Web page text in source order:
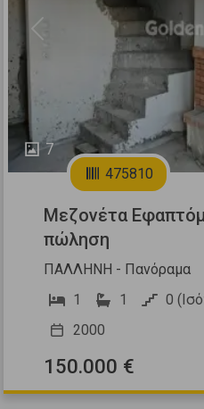
7
Previous
475810
Μεζονέτα
πώληση
ΠΑΛΛΗΝΗ - Πανόραμα
1
1 0
2000
150.000 €